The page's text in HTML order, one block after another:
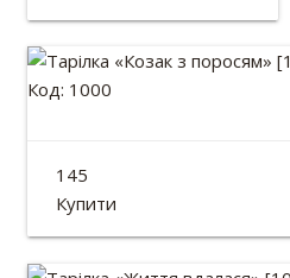
Код: 1000
Діаметр: 13см
145
Купити